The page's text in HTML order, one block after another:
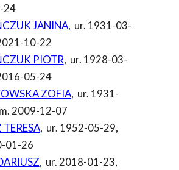
24
JANINA, ur. 1931-03-
10-22
PIOTR, ur. 1928-03-
05-24
ZOFIA, ur. 1931-
2009-12-07
, ur. 1952-05-29,
01-26
, ur. 2018-01-23,